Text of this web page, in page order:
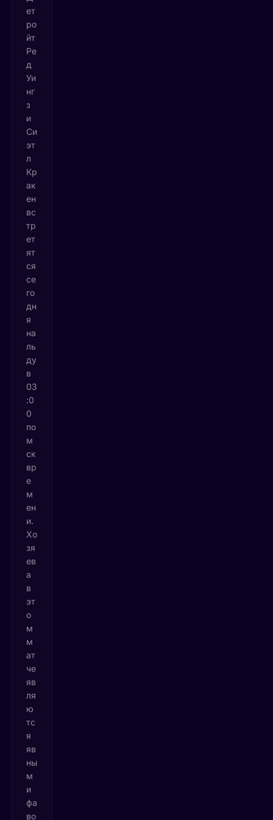
ет
ро
йт
Ре
д
Уи
нг
з
и
Си
эт
л
Кр
ак
ен
вс
тр
ет
ят
ся
се
го
дн
я
на
ль
ду
в
03
:0
0
по
м
ск
вр
е
м
ен
и.
Хо
зя
ев
а
в
эт
о
м
м
ат
че
яв
ля
ю
тс
я
яв
ны
м
и
фа
во